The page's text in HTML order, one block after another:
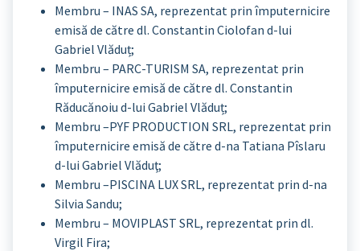
Membru – INAS SA, reprezentat prin împuternicire
emisă de către dl. Constantin Ciolofan d-lui
Gabriel Vlăduț;
Membru – PARC-TURISM SA, reprezentat prin
împuternicire emisă de către dl. Constantin
Răducănoiu d-lui Gabriel Vlăduț;
Membru –PYF PRODUCTION SRL, reprezentat prin
împuternicire emisă de către d-na Tatiana Pîslaru
d-lui Gabriel Vlăduţ;
Membru –PISCINA LUX SRL, reprezentat prin d-na
Silvia Sandu;
Membru – MOVIPLAST SRL, reprezentat prin dl.
Virgil Fira;